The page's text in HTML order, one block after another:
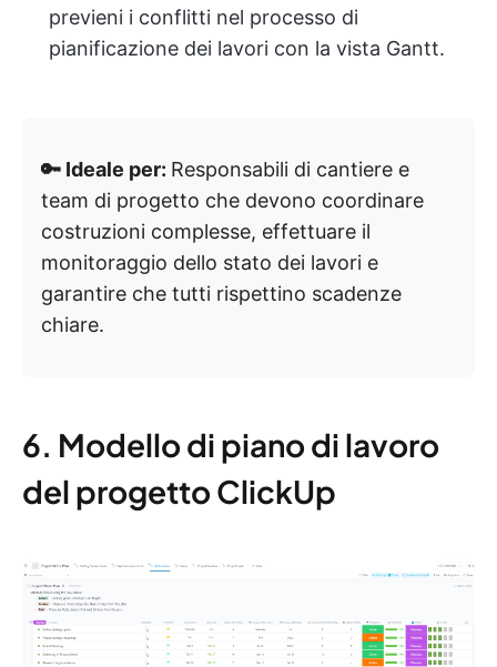
previeni i conflitti nel processo di
pianificazione dei lavori con la vista Gantt.
🔑 Ideale per: Responsabili di cantiere e
team di progetto che devono coordinare
costruzioni complesse, effettuare il
monitoraggio dello stato dei lavori e
garantire che tutti rispettino scadenze
chiare.
6. Modello di piano di lavoro
del progetto ClickUp